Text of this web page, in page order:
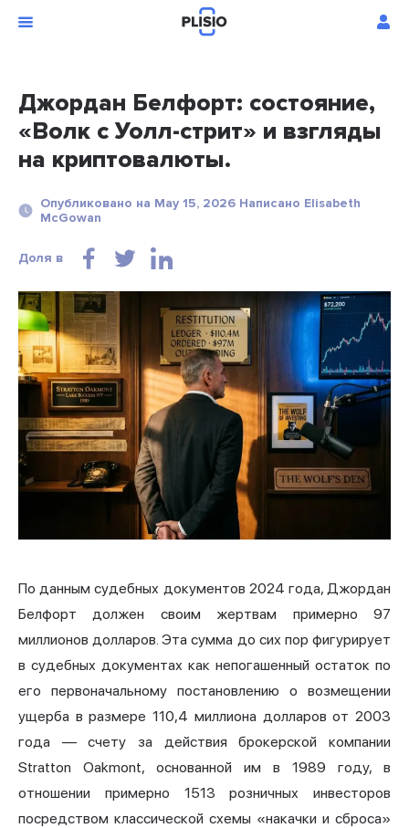
Джордан Белфорт: состояние,
«Волк с Уолл-стрит» и взгляды
на криптовалюты.
Опубликовано на May 15, 2026 Написано Elisabeth
McGowan
Доля в
По данным судебных документов 2024 года, Джордан
Белфорт должен своим жертвам примерно 97
миллионов долларов. Эта сумма до сих пор фигурирует
в судебных документах как непогашенный остаток по
его первоначальному постановлению о возмещении
ущерба в размере 110,4 миллиона долларов от 2003
года — счету за действия брокерской компании
Stratton Oakmont, основанной им в 1989 году, в
отношении примерно 1513 розничных инвесторов
посредством классической схемы «накачки и сброса»